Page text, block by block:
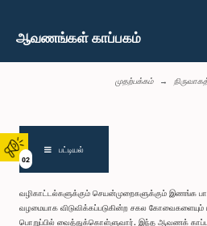
02
ஆவணங்கள் காப்பகம்
முதற்பக்கம்
பட்டியல்
வழிகாட்டல்களுக்கும் செயன்முறைகளுக்கும் இணங்க
வழமையாக விடுவிக்கப்படுகின்ற சகல
பொறுப்பில் வைத்துக்கொள்ளுவார். இந்த ஆவணக்